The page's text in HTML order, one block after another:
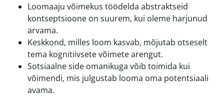
Loomaaju võimekus töödelda abstraktseid
kontseptsioone on suurem, kui oleme harjunud
arvama.
Keskkond, milles loom kasvab, mõjutab otseselt
tema kognitiivsete võimete arengut.
Sotsiaalne side omanikuga võib toimida kui
võimendi, mis julgustab looma oma potentsiaali
avama.